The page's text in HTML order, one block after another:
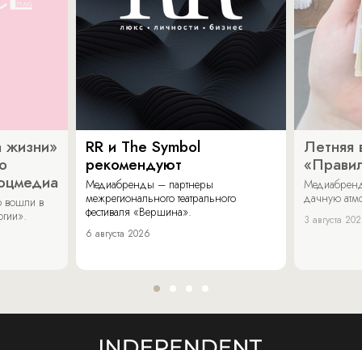
жизни»
вошли в
RR и The Symbol
рекомендуют
Медиабренды – партнеры
межрегионального театрального
фестиваля «Вершина».
6 августа 2026
Летняя
дачную
3 августа